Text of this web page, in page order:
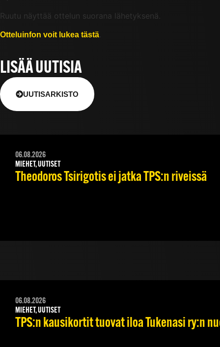
Ruutu näyttää ottelun suorana lähetyksenä.
Otteluinfon voit lukea tästä.
LISÄÄ UUTISIA
UUTISARKISTO
06.08.2026
MIEHET, UUTISET
Theodoros Tsirigotis ei jatka TPS:n riveissä
06.08.2026
MIEHET, UUTISET
TPS:n kausikortit tuovat iloa Tukenasi ry:n